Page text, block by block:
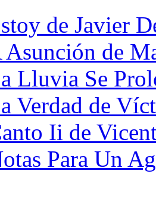
de Javier
Asunción de
Lluvia Se
Verdad de
Ii de
Para Un